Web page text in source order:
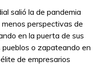
salió la de pandemia
perspectivas de
en la puerta de sus
o zapateando en
de empresarios